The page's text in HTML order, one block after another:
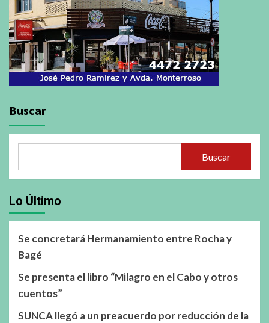
Buscar
Buscar
Lo Último
Se concretará Hermanamiento entre Rocha y
Bagé
Se presenta el libro “Milagro en el Cabo y otros
cuentos”
SUNCA llegó a un preacuerdo por reducción de la